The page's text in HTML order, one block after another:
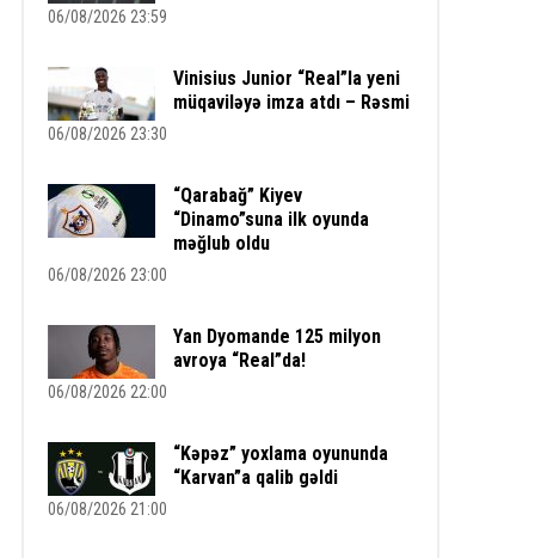
06/08/2026 23:59
Vinisius Junior “Real”la yeni
müqaviləyə imza atdı – Rəsmi
06/08/2026 23:30
“Qarabağ” Kiyev
“Dinamo”suna ilk oyunda
məğlub oldu
06/08/2026 23:00
Yan Dyomande 125 milyon
avroya “Real”da!
06/08/2026 22:00
“Kəpəz” yoxlama oyununda
“Karvan”a qalib gəldi
06/08/2026 21:00